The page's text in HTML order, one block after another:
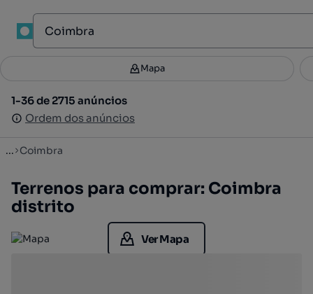
Filtros 2
1-36 de 2715 anúncios
Ordem dos anúncios
Mapa
1-36 de 2715 anúncios
Ordem dos anúncios
... Coimbra
Terrenos para comprar: Coimbra
distrito
Ver Mapa